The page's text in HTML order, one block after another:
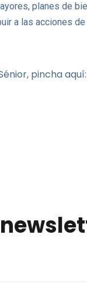
planes de
a las acciones de
pincha